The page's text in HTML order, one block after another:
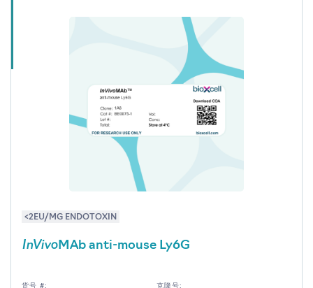
<2EU/MG ENDOTOXIN
InVivoMAb anti-mouse Ly6G